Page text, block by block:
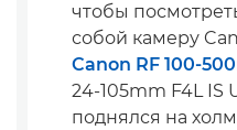
чтобы
собой камеру
Canon RF 100-
24-105mm F4L IS
поднялся на